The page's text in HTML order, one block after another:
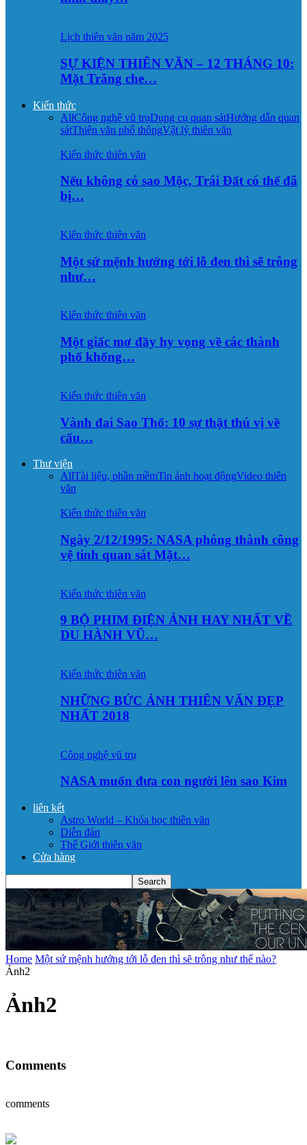
Lịch thiên văn năm 2025
SỰ KIỆN THIÊN VĂN – 12 THÁNG 10:
Mặt Trăng che…
Kiến thức
AllCông nghệ vũ trụDụng cụ quan sátHướng dẫn quan
sátThiên văn phổ thôngVật lý thiên văn
Kiến thức thiên văn
Nếu không có sao Mộc, Trái Đất có thể đã
bị…
Kiến thức thiên văn
Một sứ mệnh hướng tới lỗ đen thì sẽ trông
như…
Kiến thức thiên văn
Một giấc mơ đầy hy vọng về các thành
phố khổng…
Kiến thức thiên văn
Vành đai Sao Thổ: 10 sự thật thú vị về
cấu…
Thư viện
AllTài liệu, phần mềmTin ảnh hoạt độngVideo thiên
văn
Kiến thức thiên văn
Ngày 2/12/1995: NASA phóng thành công
vệ tinh quan sát Mặt…
Kiến thức thiên văn
9 BỘ PHIM ĐIỆN ẢNH HAY NHẤT VỀ
DU HÀNH VŨ…
Kiến thức thiên văn
NHỮNG BỨC ẢNH THIÊN VĂN ĐẸP
NHẤT 2018
Công nghệ vũ trụ
NASA muốn đưa con người lên sao Kim
liên kết
Astro World – Khóa học thiên văn
Diễn đàn
Thế Giới thiên văn
Cửa hàng
Home Một sứ mệnh hướng tới lỗ đen thì sẽ trông như thế nào?
Ảnh2
Ảnh2
Comments
comments